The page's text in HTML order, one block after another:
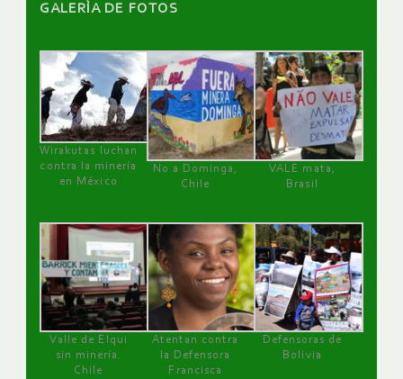
GALERÌA DE FOTOS
Wirakutas luchan
contra la minería
en México
No a Dominga,
Chile
VALE mata,
Brasil
Valle de Elqui
sin minería.
Chile
Atentan contra
la Defensora
Francisca
Defensoras de
Bolivia